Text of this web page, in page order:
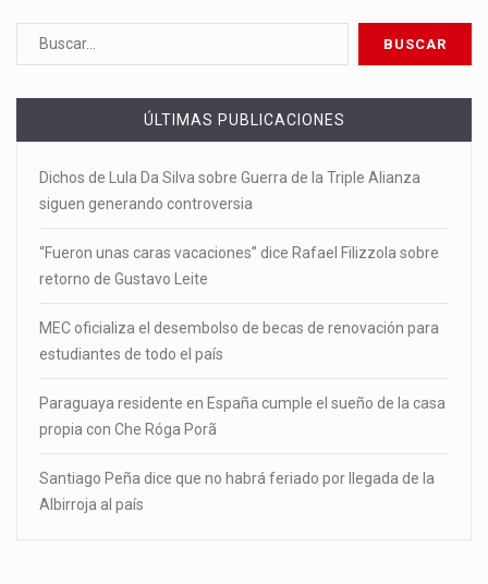
ÚLTIMAS PUBLICACIONES
Dichos de Lula Da Silva sobre Guerra de la Triple Alianza
siguen generando controversia
“Fueron unas caras vacaciones” dice Rafael Filizzola sobre
retorno de Gustavo Leite
MEC oficializa el desembolso de becas de renovación para
estudiantes de todo el país
Paraguaya residente en España cumple el sueño de la casa
propia con Che Róga Porã
Santiago Peña dice que no habrá feriado por llegada de la
Albirroja al país